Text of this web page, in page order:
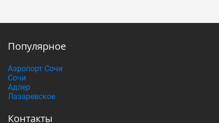
Популярное
Аэропорт Сочи
Сочи
Адлер
Лазаревское
Контакты